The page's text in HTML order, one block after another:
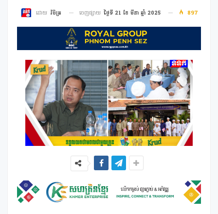
ដោយ វិចិត្រ ចេញផ្សាយ ថ្ងៃទី 21 ខែ មីនា ឆ្នាំ 2025 897